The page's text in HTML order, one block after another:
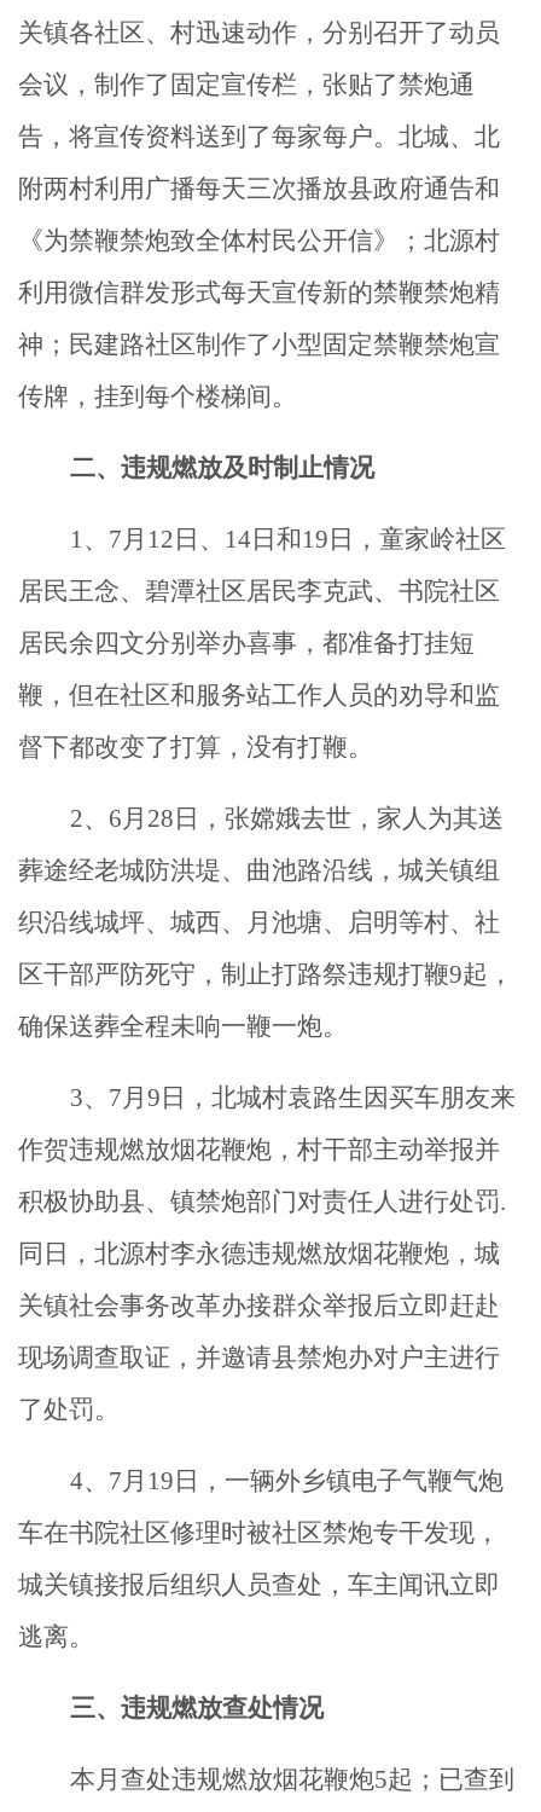
关镇各社区、村迅速动作，分别召开了动员
会议，制作了固定宣传栏，张贴了禁炮通
告，将宣传资料送到了每家每户。北城、北
附两村利用广播每天三次播放县政府通告和
《为禁鞭禁炮致全体村民公开信》
； 北源村
利用微信群发形式每天宣传新的禁鞭禁炮精
神 ； 民建路社区制作了小型固定禁鞭禁炮宣
传牌，挂到每个楼梯间。
二、违规燃放及时制止情况
1、7月12日、14日和19日，童家岭社区
居民王念、碧潭社区居民李克武、书院社区
居民余四文分别举办喜事，都准备打挂短
鞭，但在社区和服务站工作人员的劝导和监
督下都改变了打算，没有打鞭。
2、6月28日，张嫦娥去世，家人为其送
葬途经老城防洪堤、曲池路沿线，城关镇组
织沿线城坪、城西、月池塘、启明等村、社
区干部严防死守，制止打路祭违规打鞭9起，
确保送葬全程未响一鞭一炮。
3、7月9日，北城村袁路生因买车朋友来
作贺违规燃放烟花鞭炮，村干部主动举报并
积极协助县、镇禁炮部门对责任人进行处罚.
同日，北源村李永德违规燃放烟花鞭炮，城
关镇社会事务改革办接群众举报后立即赶赴
现场调查取证，并邀请县禁炮办对户主进行
了处罚。
4、7月19日，一辆外乡镇电子气鞭气炮
车在书院社区修理时被社区禁炮专干发现，
城关镇接报后组织人员查处，车主闻讯立即
逃离。
三、 违规燃放查处情况
本月查处违规燃放烟花鞭炮5起 ；已查到